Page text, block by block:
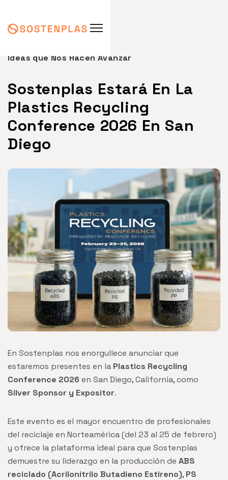
Ideas que Nos Hacen Avanzar
Sostenplas Estará En La
Plastics Recycling
Conference 2026 En San
Diego
En Sostenplas nos enorgullece anunciar que
estaremos presentes en la Plastics Recycling
Conference 2026 en San Diego, California, como
Silver Sponsor y Expositor.
Este evento es el mayor encuentro de profesionales
del reciclaje en Norteamérica (del 23 al 25 de febrero)
y ofrece la plataforma ideal para que Sostenplas
demuestre su liderazgo en la producción de ABS
reciclado (Acrilonitrilo Butadieno Estireno), PS